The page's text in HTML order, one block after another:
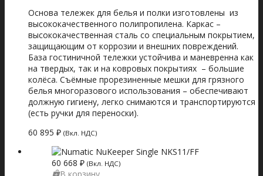
Основа тележек для белья и полки изготовлены из
высококачественного полипропилена. Каркас –
высококачественная сталь со специальным покрытием,
защищающим от коррозии и внешних повреждений.
База гостиничной тележки устойчива и маневренна как
на твердых, так и на ковровых покрытиях – большие
колёса. Съёмные прорезиненные мешки для грязного
белья многоразового использования – обеспечивают
должную гигиену, легко снимаются и транспортируются
(есть ручки для переноски).
60 895 ₽ (Вкл. НДС)
60 668 ₽ (Вкл. НДС)